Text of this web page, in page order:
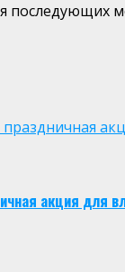
последующих
акция для